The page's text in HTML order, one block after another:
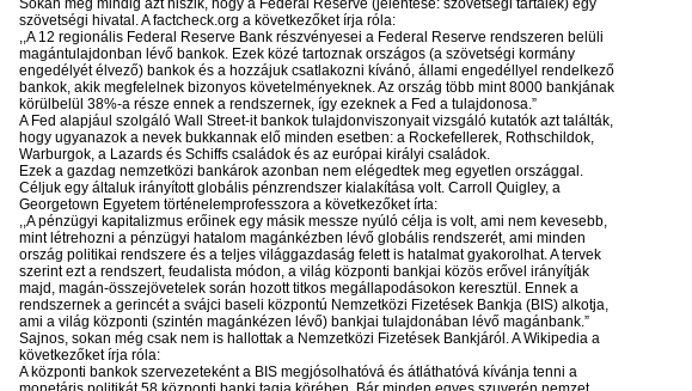
Sokan még mindig azt hiszik, hogy a Federal Reserve (jelentése: szövetségi tartalék) egy
szövetségi hivatal. A factcheck.org a következőket írja róla:
,,A 12 regionális Federal Reserve Bank részvényesei a Federal Reserve rendszeren belüli
magántulajdonban lévő bankok. Ezek közé tartoznak országos (a szövetségi kormány
engedélyét élvező) bankok és a hozzájuk csatlakozni kívánó, állami engedéllyel rendelkező
bankok, akik megfelelnek bizonyos követelményeknek. Az ország több mint 8000 bankjának
körülbelül 38%-a része ennek a rendszernek, így ezeknek a Fed a tulajdonosa.”
A Fed alapjául szolgáló Wall Street-it bankok tulajdonviszonyait vizsgáló kutatók azt találták,
hogy ugyanazok a nevek bukkannak elő minden esetben: a Rockefellerek, Rothschildok,
Warburgok, a Lazards és Schiffs családok és az európai királyi családok.
Ezek a gazdag nemzetközi bankárok azonban nem elégedtek meg egyetlen országgal.
Céljuk egy általuk irányított globális pénzrendszer kialakítása volt. Carroll Quigley, a
Georgetown Egyetem történelemprofesszora a következőket írta:
,,A pénzügyi kapitalizmus erőinek egy másik messze nyúló célja is volt, ami nem kevesebb,
mint létrehozni a pénzügyi hatalom magánkézben lévő globális rendszerét, ami minden
ország politikai rendszere és a teljes világgazdaság felett is hatalmat gyakorolhat. A tervek
szerint ezt a rendszert, feudalista módon, a világ központi bankjai közös erővel irányítják
majd, magán-összejövetelek során hozott titkos megállapodásokon keresztül. Ennek a
rendszernek a gerincét a svájci baseli központú Nemzetközi Fizetések Bankja (BIS) alkotja,
ami a világ központi (szintén magánkézen lévő) bankjai tulajdonában lévő magánbank.”
Sajnos, sokan még csak nem is hallottak a Nemzetközi Fizetések Bankjáról. A Wikipedia a
következőket írja róla:
A központi bankok szervezeteként a BIS megjósolhatóvá és átláthatóvá kívánja tenni a